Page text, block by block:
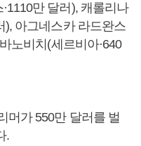
만 달러), 캐롤리나
), 아그네스카 라드완스
노비치(세르비아·640
머가 550만 달러를 벌
.